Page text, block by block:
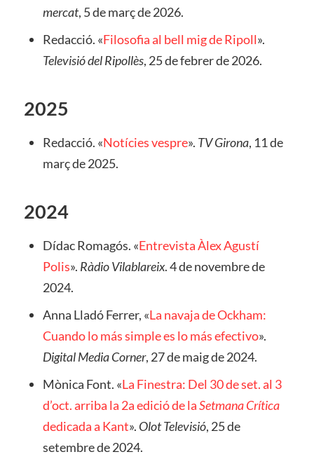
mercat, 5 de març de 2026.
Redacció. «Filosofia al bell mig de Ripoll».
Televisió del Ripollès, 25 de febrer de 2026.
2025
Redacció. «Notícies vespre». TV Girona, 11 de
març de 2025.
2024
Dídac Romagós. «Entrevista Àlex Agustí
Polis». Ràdio Vilablareix. 4 de novembre de
2024.
Anna Lladó Ferrer, «La navaja de Ockham:
Cuando lo más simple es lo más efectivo».
Digital Media Corner, 27 de maig de 2024.
Mònica Font. «La Finestra: Del 30 de set. al 3
d’oct. arriba la 2a edició de laSetmana Crítica
dedicada a Kant». Olot Televisió, 25 de
setembre de 2024.